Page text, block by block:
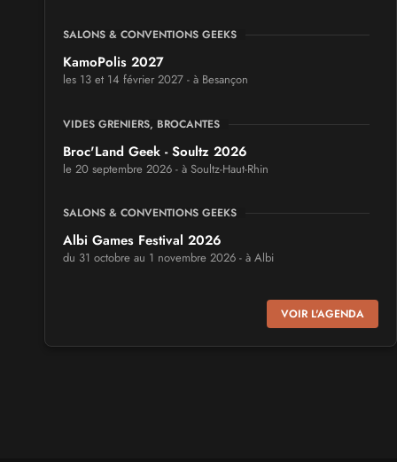
SALONS & CONVENTIONS GEEKS
KamoPolis 2027
les 13 et 14 février 2027 - à Besançon
VIDES GRENIERS, BROCANTES
Broc'Land Geek - Soultz 2026
le 20 septembre 2026 - à Soultz-Haut-Rhin
SALONS & CONVENTIONS GEEKS
Albi Games Festival 2026
du 31 octobre au 1 novembre 2026 - à Albi
Virtual Calais - salon du jeu vidéo et des loisirs
numériques 2026
VOIR L'AGENDA